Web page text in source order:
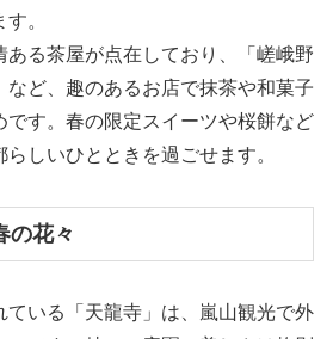
。
ある茶屋が点在しており、「嵯峨野
など、趣のあるお店で抹茶や和菓子
です。春の限定スイーツや桜餅など
しいひとときを過ごせます。
の花々
ている「天龍寺」は、嵐山観光で外